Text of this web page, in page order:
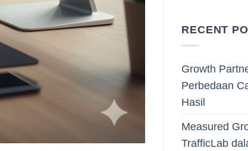
RECENT
Growth
Perbedaan
Hasil
Measured
TrafficLab